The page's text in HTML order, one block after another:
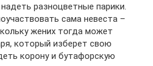
разноцветные парики.
сама невеста –
жених тогда может
который изберет свою
корону и бутафорскую